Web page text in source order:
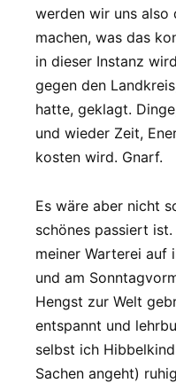
werden wir uns also
machen, was das
in dieser Instanz
gegen den
hatte, geklagt.
und wieder Zeit,
kosten wird. Gnarf.
Es wäre aber nicht
schönes passiert
meiner Warterei auf
und am
Hengst zur Welt
entspannt und
selbst ich
Sachen angeht)